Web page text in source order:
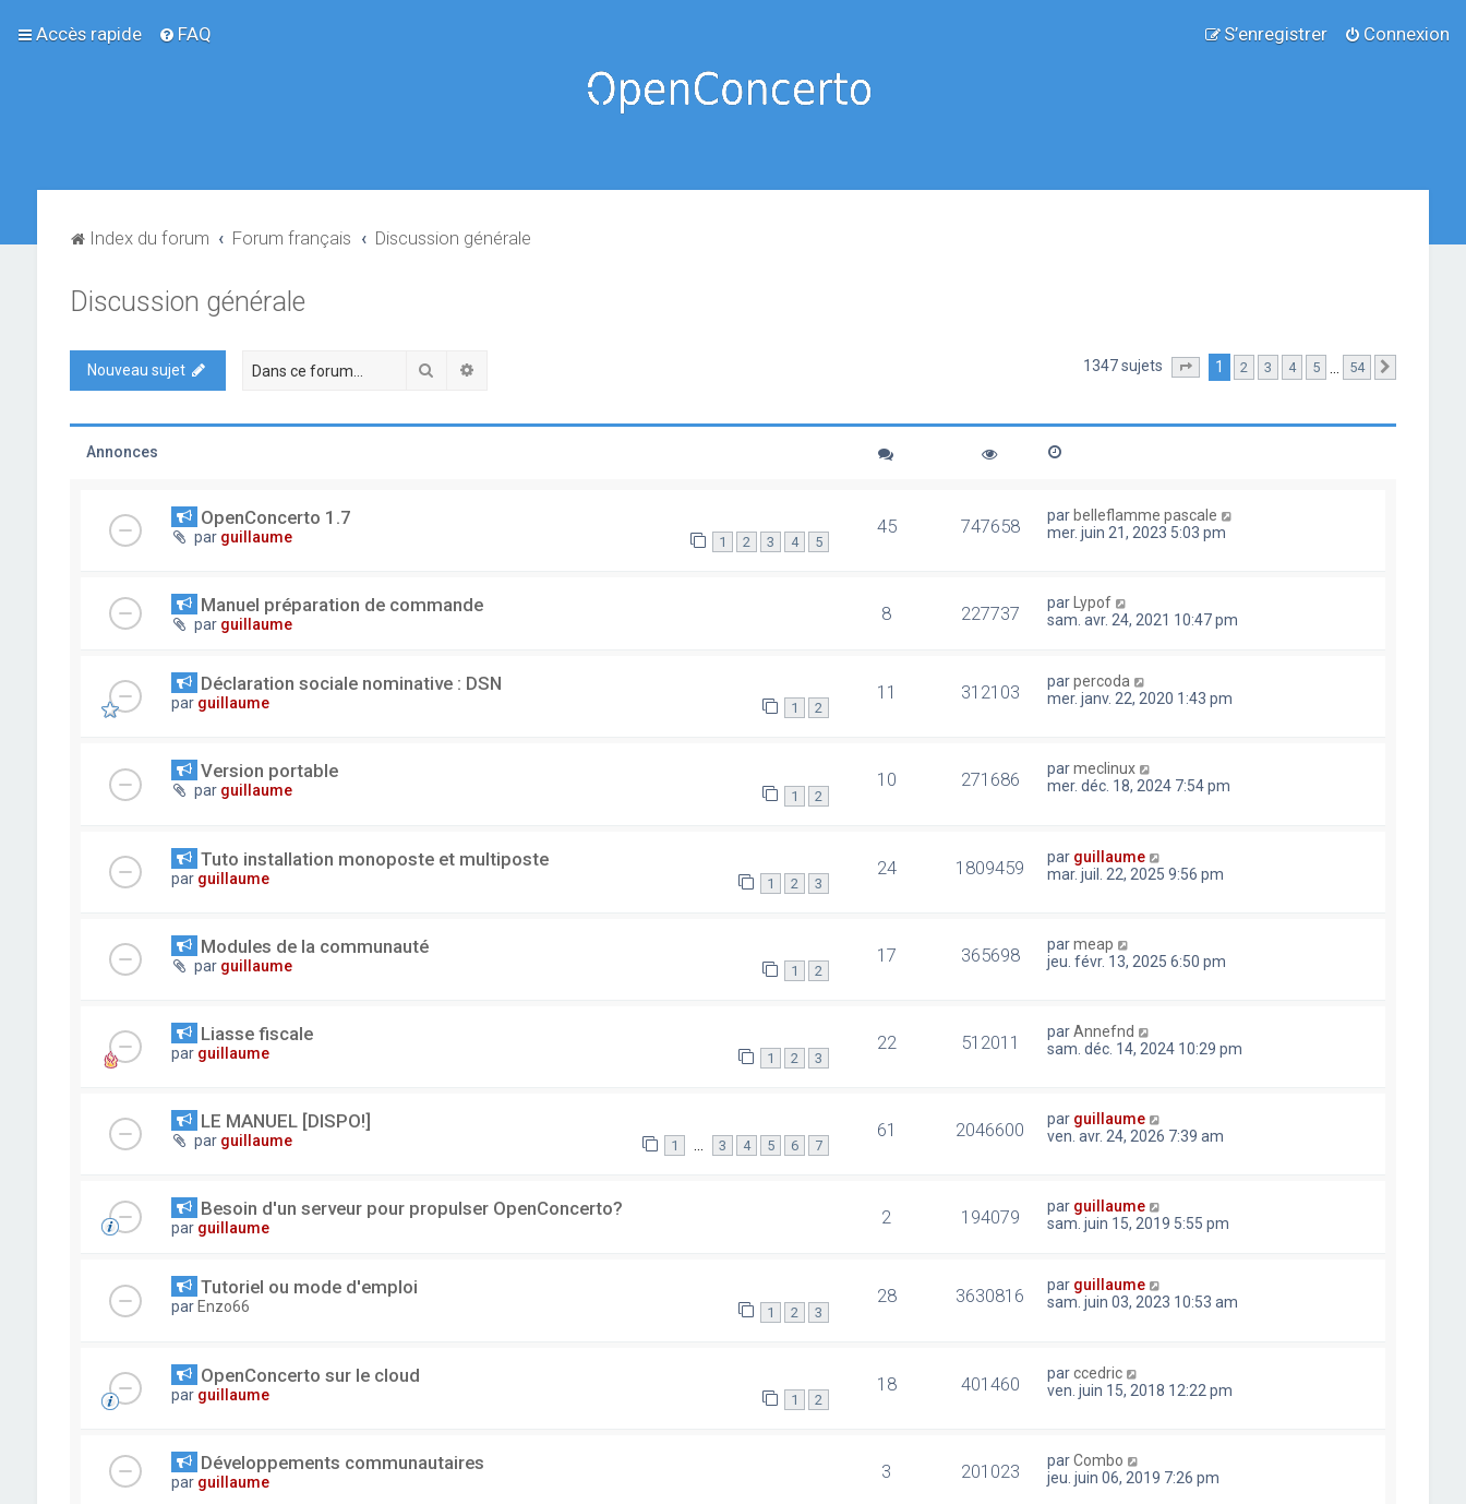
Accès rapide FAQ Connexion
S’enregistrer
Index du forum Forum français Discussion générale
Discussion générale
Nouveau sujet Rechercher 1347 sujets Page sur 54
1 2 3 4 5 54
Annonces
OpenConcerto 1.7
par guillaume 1 2 3 4 5
45 747658 par belleflamme pascale
mer. juin 21, 2023 5:03 pm
Manuel préparation de commande
par guillaume 8 227737 par Lypof
sam. avr. 24, 2021 10:47 pm
Déclaration sociale nominative : DSN
par guillaume 1 2
11 312103 parpercoda
mer. janv. 22, 2020 1:43 pm
Version portable
par guillaume 1 2
10 271686 parmeclinux
mer. déc. 18, 2024 7:54 pm
Tuto installation monoposte et multiposte
par guillaume 1 2 3
24 1809459 par guillaume
mar. juil. 22, 2025 9:56 pm
Modules de la communauté
par guillaume 1 2
17 365698 parmeap
jeu. févr. 13, 2025 6:50 pm
Liasse fiscale
par guillaume 1 2 3
22 512011 parAnnefnd
sam. déc. 14, 2024 10:29 pm
LE MANUEL [DISPO!]
par guillaume 1 … 3 4 5 6 7
61 2046600 par guillaume
ven. avr. 24, 2026 7:39 am
Besoin d'un serveur pour propulser OpenConcerto?
par guillaume 2 194079 par guillaume
sam. juin 15, 2019 5:55 pm
Tutoriel ou mode d'emploi
par Enzo66 1 2 3
28 3630816 par guillaume
sam. juin 03, 2023 10:53 am
OpenConcerto sur le cloud
par guillaume 1 2
18 401460 parccedric
ven. juin 15, 2018 12:22 pm
Développements communautaires
par guillaume 3 201023 parCombo
jeu. juin 06, 2019 7:26 pm